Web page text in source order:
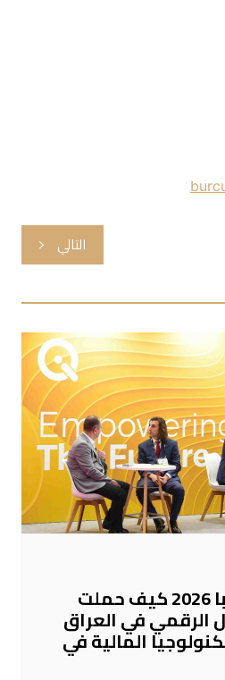
التالي
موني 20/20 أوروبا 2026 كيف حملت
الرقمي في العراق
المالية في